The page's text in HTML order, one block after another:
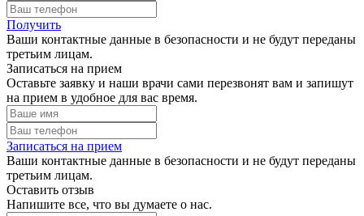
Получить
Ваши контактные данные в безопасности и не будут переданы
третьим лицам.
Записаться на прием
Оставьте заявку и наши врачи сами перезвонят вам и запишут
на прием в удобное для вас время.
Записаться на прием
Ваши контактные данные в безопасности и не будут переданы
третьим лицам.
Оставить отзыв
Напишите все, что вы думаете о нас.